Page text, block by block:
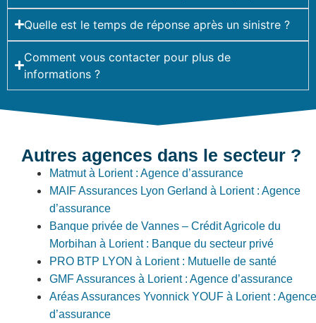
Quelle est le temps de réponse après un sinistre ?
Comment vous contacter pour plus de
informations ?
Autres agences dans le secteur ?
Matmut à Lorient : Agence d’assurance
MAIF Assurances Lyon Gerland à Lorient : Agence
d’assurance
Banque privée de Vannes – Crédit Agricole du
Morbihan à Lorient : Banque du secteur privé
PRO BTP LYON à Lorient : Mutuelle de santé
GMF Assurances à Lorient : Agence d’assurance
Aréas Assurances Yvonnick YOUF à Lorient : Agence
d’assurance